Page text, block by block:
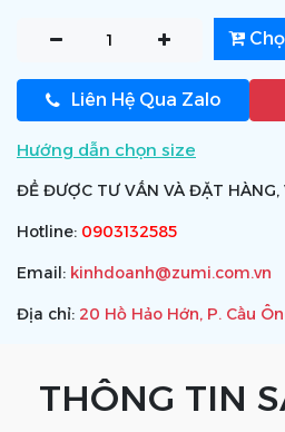
Liên Hệ Qua Zalo
Hướng dẫn chọn size
ĐỂ ĐƯỢC TƯ VẤN VÀ ĐẶT HÀNG,
Hotline: 0903132585
Email: kinhdoanh@zumi.com.vn
Địa chỉ: 20 Hồ Hảo Hớn, P. Cầu
THÔNG TIN